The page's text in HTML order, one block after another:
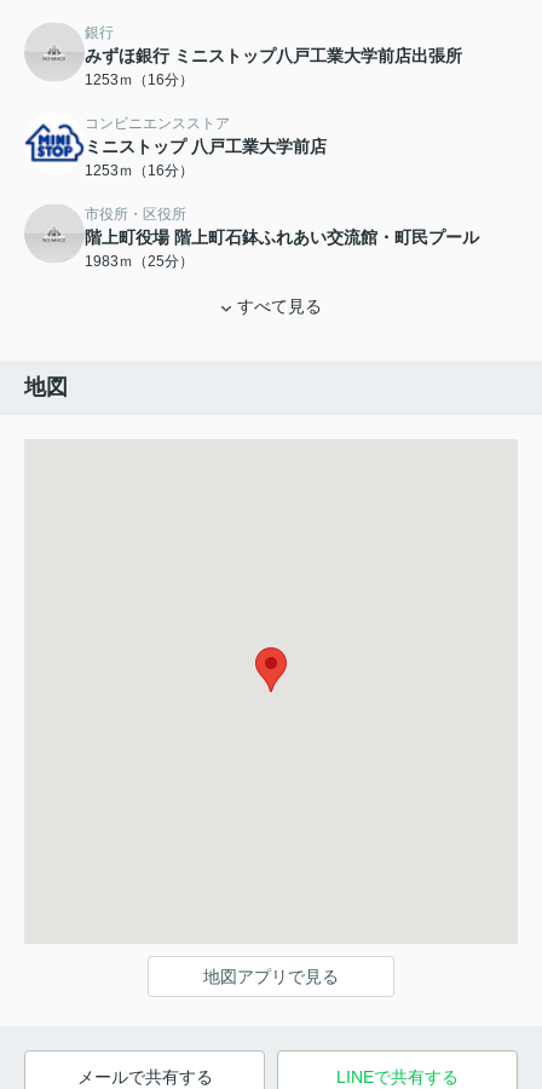
銀行
みずほ銀行 ミニストップ八戸工業大学前店出張所
1253ｍ（16分）
コンビニエンスストア
ミニストップ 八戸工業大学前店
1253ｍ（16分）
市役所・区役所
階上町役場 階上町石鉢ふれあい交流館・町民プール
1983ｍ（25分）
すべて見る
地図
地図アプリで見る
メールで共有する LINEで共有する